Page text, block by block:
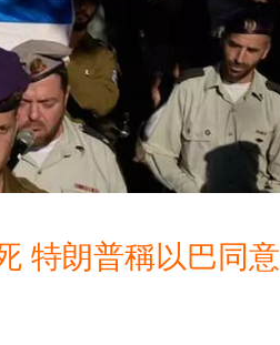
特朗普稱以巴同意